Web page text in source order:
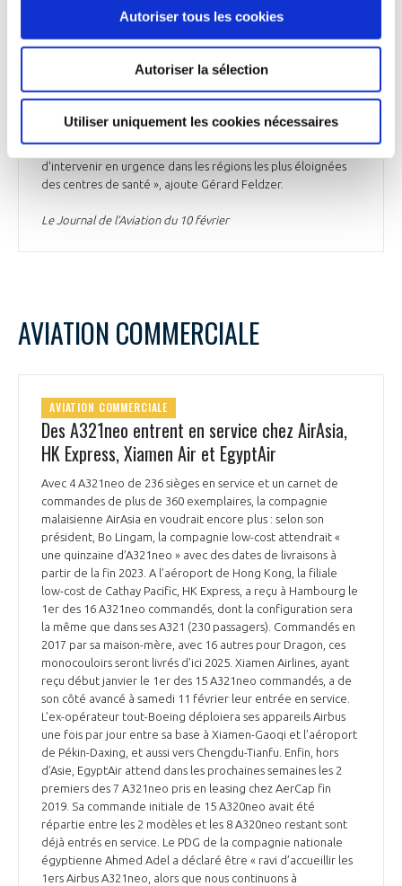
Autoriser tous les cookies
Autoriser la sélection
Utiliser uniquement les cookies nécessaires
constituer le 1er fret aérien vers la zone sinistrée », souligne
Gérard Feldzer, président de l'association Aviation Sans
lancé un appel à dons d'urgence, pouvant être réalisés sur
son site internet. « Face à de telles catastrophes, Aviation
missions aériennes. Nous travaillons ainsi depuis plusieurs
mois à la mise en place d'un avion-hôpital capable
d'intervenir en urgence dans les régions les plus éloignées
des centres de santé », ajoute Gérard Feldzer.
Le Journal de l’Aviation du 10 février
AVIATION COMMERCIALE
AVIATION COMMERCIALE
Des A321neo entrent en service chez AirAsia,
HK Express, Xiamen Air et EgyptAir
Avec 4 A321neo de 236 sièges en service et un carnet de
commandes de plus de 360 exemplaires, la compagnie
malaisienne AirAsia en voudrait encore plus : selon son
président, Bo Lingam, la compagnie low-cost attendrait «
une quinzaine d’A321neo » avec des dates de livraisons à
partir de la fin 2023. A l’aéroport de Hong Kong, la filiale
low-cost de Cathay Pacific, HK Express, a reçu à Hambourg le
1er des 16 A321neo commandés, dont la configuration sera
la même que dans ses A321 (230 passagers). Commandés en
2017 par sa maison-mère, avec 16 autres pour Dragon, ces
monocouloirs seront livrés d’ici 2025. Xiamen Airlines, ayant
reçu début janvier le 1er des 15 A321neo commandés, a de
son côté avancé à samedi 11 février leur entrée en service.
L’ex-opérateur tout-Boeing déploiera ses appareils Airbus
une fois par jour entre sa base à Xiamen-Gaoqi et l’aéroport
de Pékin-Daxing, et aussi vers Chengdu-Tianfu. Enfin, hors
d’Asie, EgyptAir attend dans les prochaines semaines les 2
premiers des 7 A321neo pris en leasing chez AerCap fin
2019. Sa commande initiale de 15 A320neo avait été
répartie entre les 2 modèles et les 8 A320neo restant sont
déjà entrés en service. Le PDG de la compagnie nationale
égyptienne Ahmed Adel a déclaré être « ravi d’accueillir les
1ers Airbus A321neo, alors que nous continuons à